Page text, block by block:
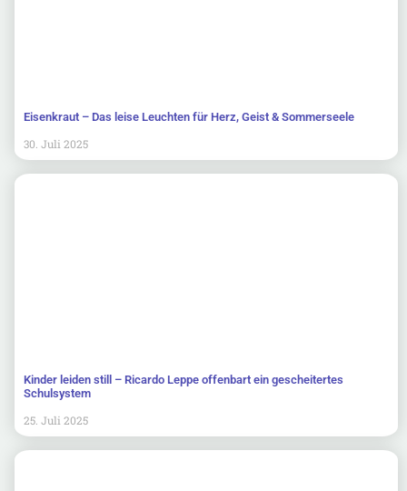
Eisenkraut – Das leise Leuchten für Herz, Geist & Sommerseele
30. Juli 2025
Kinder leiden still – Ricardo Leppe offenbart ein gescheitertes
Schulsystem
25. Juli 2025